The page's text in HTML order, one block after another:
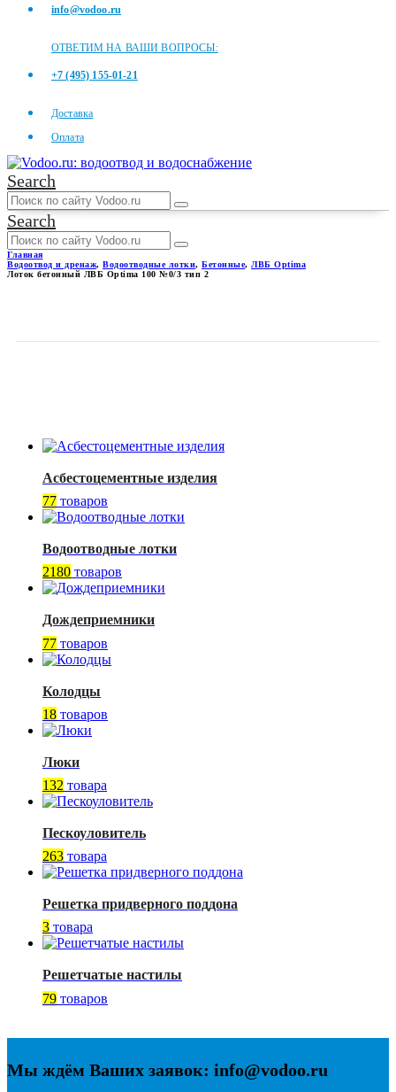
info@vodoo.ru
ОТВЕТИМ НА ВАШИ ВОПРОСЫ:
+7 (495) 155-01-21
Доставка
Оплата
Search
Search
Главная
Водоотвод и дренаж, Водоотводные лотки, Бетонные, ЛВБ Optima
Лоток бетонный ЛВБ Optima 100 №0/3 тип 2
Асбестоцементные изделия
77 товаров
Водоотводные лотки
2180 товаров
Дождеприемники
77 товаров
Колодцы
18 товаров
Люки
132 товара
Пескоуловитель
263 товара
Решетка придверного поддона
3 товара
Решетчатые настилы
79 товаров
Мы ждём Ваших заявок: info@vodoo.ru